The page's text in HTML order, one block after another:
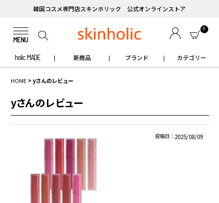
韓国コスメ専門店スキンホリック 公式オンラインストア
0
holic MADE 新商品 ブランド カテゴリー
HOME yさんのレビュー
yさんのレビュー
投稿日 2025/08/09